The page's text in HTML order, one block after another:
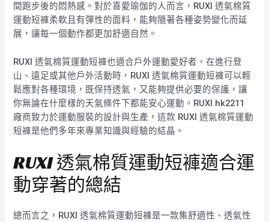
間跑步後的悶熱感。對於喜愛瑜伽的人而言，RUXI 透氣棉質
運動短褲柔軟且有彈性的面料，能夠隨著各種姿勢變化而延
展，讓每一個動作都更加舒適自然。
RUXI 透氣棉質運動短褲也適合戶外運動愛好者，在進行登
山、遠足或其他戶外活動時，RUXI 透氣棉質運動短褲可以輕
鬆應對各種環境，既保持透氣，又能夠提供必要的保護，讓
你無論在什麼樣的天氣條件下都能安心運動。RUXI hk2211
廠商致力於運動服裝的設計與生產，這款 RUXI 透氣棉質運動
短褲是他們多年來專業知識與經驗的結晶。
RUXI 透氣棉質運動短褲適合運
動穿著的總結
總而言之，RUXI 透氣棉質運動短褲是一款集舒適性、透氣性